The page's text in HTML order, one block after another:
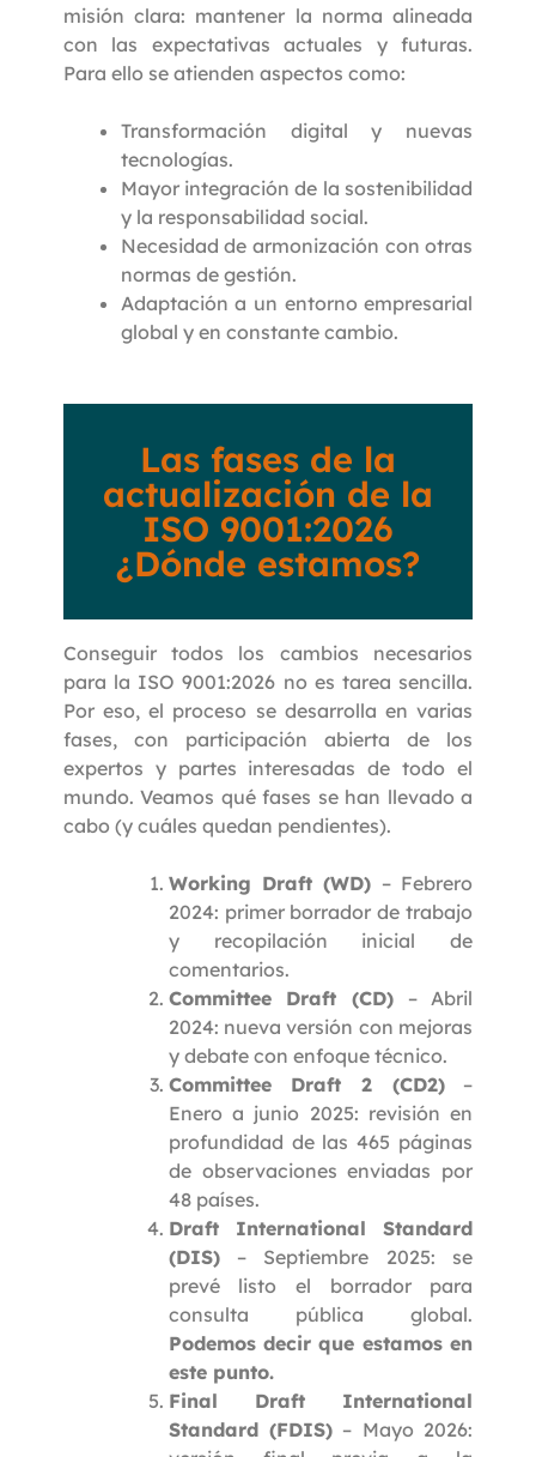
misión clara: mantener la norma alineada
con las expectativas actuales y futuras.
Para ello se atienden aspectos como:
Transformación digital y nuevas
tecnologías.
Mayor integración de la sostenibilidad
y la responsabilidad social.
Necesidad de armonización con otras
normas de gestión.
Adaptación a un entorno empresarial
global y en constante cambio.
Las fases de la
actualización de la
ISO 9001:2026
¿Dónde estamos?
Conseguir todos los cambios necesarios
para la ISO 9001:2026 no es tarea sencilla.
Por eso, el proceso se desarrolla en varias
fases, con participación abierta de los
expertos y partes interesadas de todo el
mundo. Veamos qué fases se han llevado a
cabo (y cuáles quedan pendientes).
Working Draft (WD) – Febrero
2024: primer borrador de trabajo
y recopilación inicial de
comentarios.
Committee Draft (CD) – Abril
2024: nueva versión con mejoras
y debate con enfoque técnico.
Committee Draft 2 (CD2)–
Enero a junio 2025: revisión en
profundidad de las 465 páginas
de observaciones enviadas por
48 países.
Draft International Standard
(DIS)– Septiembre 2025: se
prevé listo el borrador para
consulta pública global.
Podemos decir que estamos en
este punto.
Final Draft International
Standard (FDIS) – Mayo 2026: